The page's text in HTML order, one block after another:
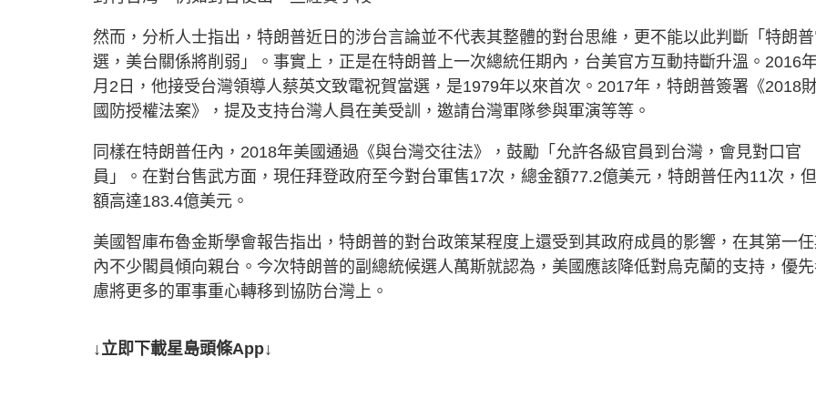
然而，分析人士指出，特朗普近日的涉台言論並不代表其整體的對台思維，更不能以此判斷「特朗
選，美台關係將削弱」。事實上，正是在特朗普上一次總統任期內，台美官方互動持斷升溫。2016
月2日，他接受台灣領導人蔡英文致電祝賀當選，是1979年以來首次。2017年，特朗普簽署《2018
國防授權法案》，提及支持台灣人員在美受訓，邀請台灣軍隊參與軍演等等。
同樣在特朗普任內，2018年美國通過《與台灣交往法》，鼓勵「允許各級官員到台灣，會見對口官
員」。在對台售武方面，現任拜登政府至今對台軍售17次，總金額77.2億美元，特朗普任內11次，
額高達183.4億美元。
美國智庫布魯金斯學會報告指出，特朗普的對台政策某程度上還受到其政府成員的影響，在其第一任
內不少閣員傾向親台。今次特朗普的副總統候選人萬斯就認為，美國應該降低對烏克蘭的支持，優
慮將更多的軍事重心轉移到協防台灣上。
↓立即下載星島頭條App↓